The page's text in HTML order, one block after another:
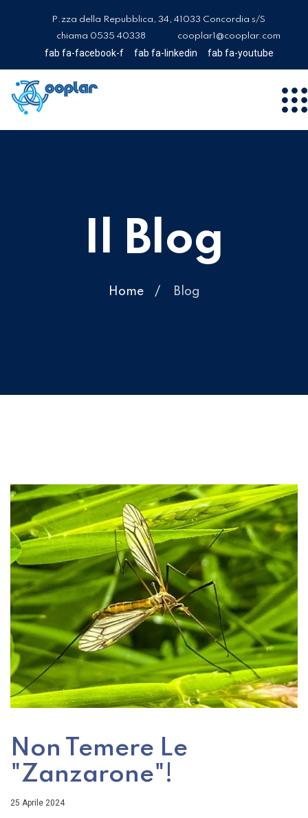
P.zza della Repubblica, 34, 41033 Concordia s/S
chiama 0535 40338
cooplar1@cooplar.com
fab fa-facebook-f fab fa-linkedin fab fa-youtube
Il Blog
Home Blog
Non Temere Le
"Zanzarone"!
25 Aprile 2024